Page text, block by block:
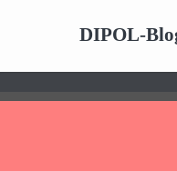
DIPOL-